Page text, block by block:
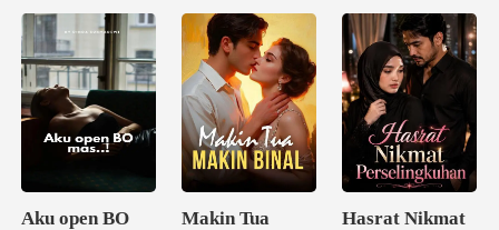
Tersentuh
Aku open BO
Makin Tua
Hasrat Nikmat